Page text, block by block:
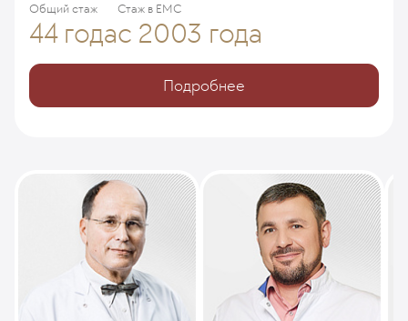
Общий стаж
44 года
Стаж в ЕМС
с 2003 года
Подробнее